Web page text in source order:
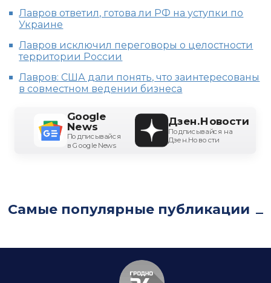
Лавров ответил, готова ли РФ на уступки по
Украине
Лавров исключил переговоры о целостности
территории России
Лавров: США дали понять, что заинтересованы
в совместном ведении бизнеса
Google
News
Подписывайся
в Google News
Дзен.Новости
Подписывайся на
Дзен.Новости
Самые популярные публикации